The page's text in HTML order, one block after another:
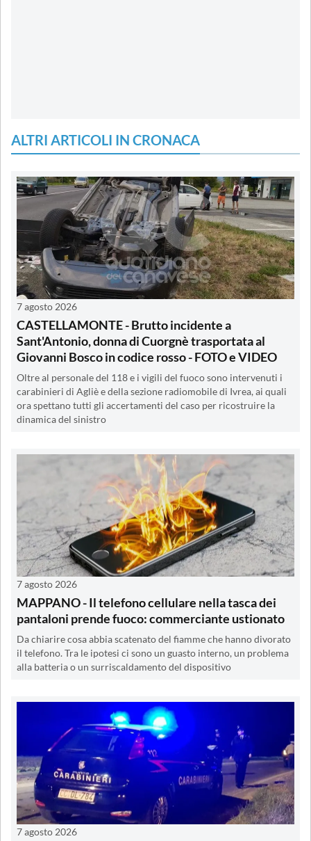
ALTRI ARTICOLI IN CRONACA
7 agosto 2026
CASTELLAMONTE - Brutto incidente a
Sant'Antonio, donna di Cuorgnè trasportata al
Giovanni Bosco in codice rosso - FOTO e VIDEO
Oltre al personale del 118 e i vigili del fuoco sono intervenuti i
carabinieri di Agliè e della sezione radiomobile di Ivrea, ai quali
ora spettano tutti gli accertamenti del caso per ricostruire la
dinamica del sinistro
7 agosto 2026
MAPPANO - Il telefono cellulare nella tasca dei
pantaloni prende fuoco: commerciante ustionato
Da chiarire cosa abbia scatenato del fiamme che hanno divorato
il telefono. Tra le ipotesi ci sono un guasto interno, un problema
alla batteria o un surriscaldamento del dispositivo
7 agosto 2026